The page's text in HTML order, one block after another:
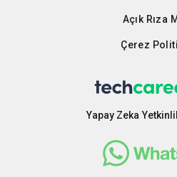
Açık Rıza
Çerez
Yapay Zeka